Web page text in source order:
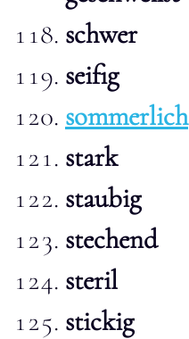
schwer
seifig
sommerlich
stark
staubig
stechend
steril
stickig